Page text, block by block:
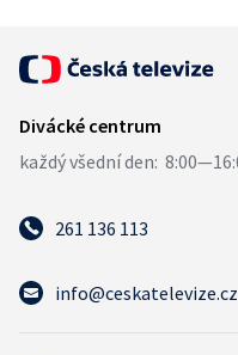
261 136 113
info@ceskatelevize.cz